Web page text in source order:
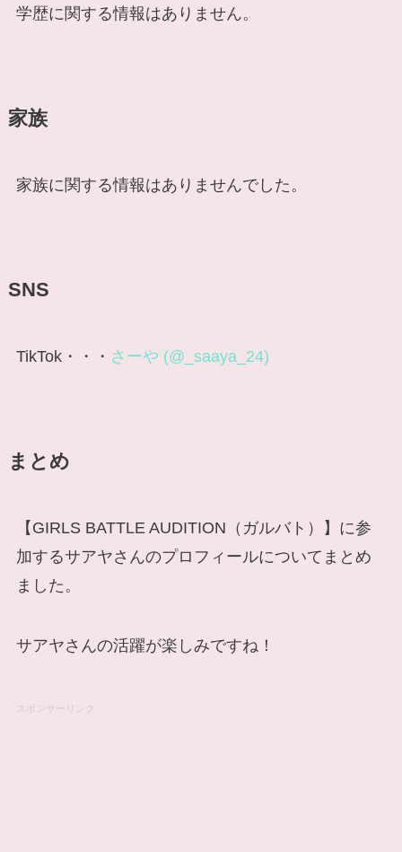
学歴に関する情報はありません。
家族
家族に関する情報はありませんでした。
SNS
TikTok・・・ さーや (@_saaya_24)
まとめ
【GIRLS BATTLE AUDITION（ガルバト）】に参
加するサアヤさんのプロフィールについてまとめ
ました。
サアヤさんの活躍が楽しみですね！
スポンサーリンク